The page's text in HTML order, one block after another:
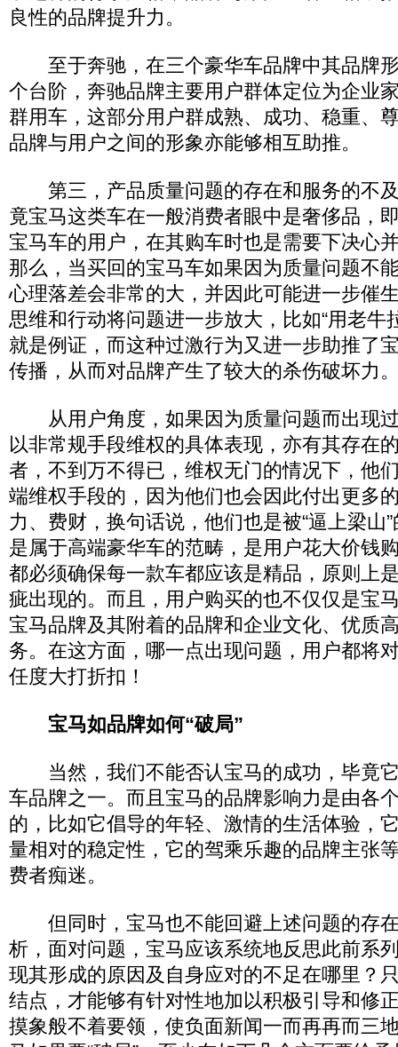
良性的品牌提升力。
至于奔驰，在三个豪华车品牌中其品牌
个台阶，奔驰品牌主要用户群体定位为企业
群用车，这部分用户群成熟、成功、稳重、
品牌与用户之间的形象亦能够相互助推。
第三，产品质量问题的存在和服务的不
竟宝马这类车在一般消费者眼中是奢侈品，
宝马车的用户，在其购车时也是需要下决心
那么，当买回的宝马车如果因为质量问题不
心理落差会非常的大，并因此可能进一步催
思维和行动将问题进一步放大，比如“用老牛
就是例证，而这种过激行为又进一步助推了
传播，从而对品牌产生了较大的杀伤破坏力
从用户角度，如果因为质量问题而出现
以非常规手段维权的具体表现，亦有其存在
者，不到万不得已，维权无门的情况下，他
端维权手段的，因为他们也会因此付出更
力、费财，换句话说，他们也是被“逼上梁山
是属于高端豪华车的范畴，是用户花大价钱
都必须确保每一款车都应该是精品，原则上
疵出现的。而且，用户购买的也不仅仅是宝
宝马品牌及其附着的品牌和企业文化、优质
务。在这方面，哪一点出现问题，用户都将
任度大打折扣！
宝马如品牌如何“破局”
当然，我们不能否认宝马的成功，毕竟
车品牌之一。而且宝马的品牌影响力是由各
的，比如它倡导的年轻、激情的生活体验，
量相对的稳定性，它的驾乘乐趣的品牌主张
费者痴迷。
但同时，宝马也不能回避上述问题的存
析，面对问题，宝马应该系统地反思此前系
现其形成的原因及自身应对的不足在哪里？
结点，才能够有针对性地加以积极引导和修
摸象般不着要领，使负面新闻一而再再而三